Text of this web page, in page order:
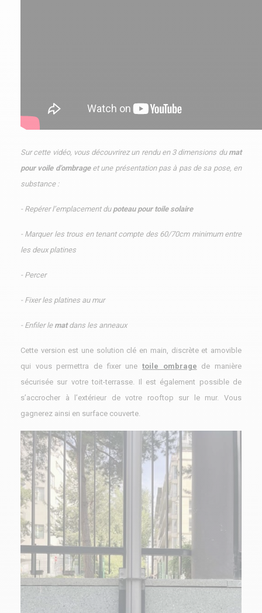
Sur cette vidéo, vous découvrirez un rendu en 3 dimensions du mat
pour voile d’ombrageet une présentation pas à pas de sa pose, en
substance :
- Repérer l’emplacement du poteau pour toile solaire
- Marquer les trous en tenant compte des 60/70cm minimum entre
les deux platines
- Percer
- Fixer les platines au mur
- Enfiler le matdans les anneaux
Cette version est une solution clé en main, discrète et amovible
qui vous permettra de fixer une toile ombrage de manière
sécurisée sur votre toit-terrasse. Il est également possible de
s’accrocher à l’extérieur de votre rooftop sur le mur. Vous
gagnerez ainsi en surface couverte.